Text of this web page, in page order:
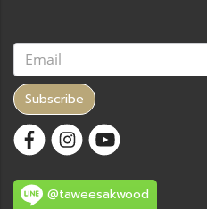
Subscribe
@taweesakwood